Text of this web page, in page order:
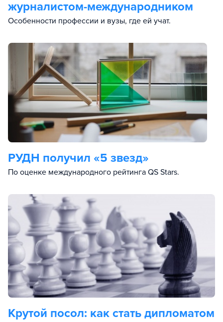
журналистом-международником
Особенности профессии и вузы, где ей учат.
РУДН получил «5 звезд»
По оценке международного рейтинга QS Stars.
Крутой посол: как стать дипломатом